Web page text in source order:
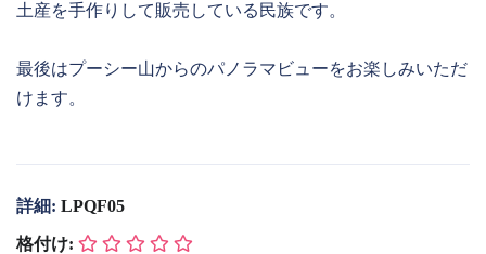
土産を手作りして販売している民族です。
最後はプーシー山からのパノラマビューをお楽しみいただ
けます。
詳細: LPQF05
格付け: